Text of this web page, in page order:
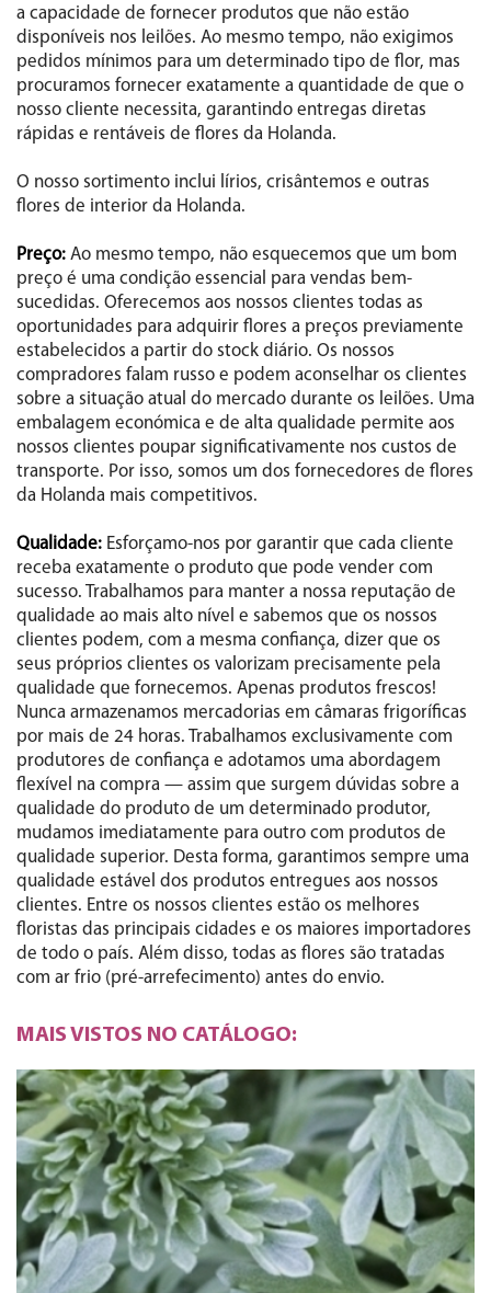
a capacidade de fornecer produtos que não estão
disponíveis nos leilões. Ao mesmo tempo, não exigimos
pedidos mínimos para um determinado tipo de flor, mas
procuramos fornecer exatamente a quantidade de que o
nosso cliente necessita, garantindo entregas diretas
rápidas e rentáveis de flores da Holanda.
O nosso sortimento inclui lírios, crisântemos e outras
flores de interior da Holanda.
Preço: Ao mesmo tempo, não esquecemos que um bom
preço é uma condição essencial para vendas bem-
sucedidas. Oferecemos aos nossos clientes todas as
oportunidades para adquirir flores a preços previamente
estabelecidos a partir do stock diário. Os nossos
compradores falam russo e podem aconselhar os clientes
sobre a situação atual do mercado durante os leilões. Uma
embalagem económica e de alta qualidade permite aos
nossos clientes poupar significativamente nos custos de
transporte. Por isso, somos um dos fornecedores de flores
da Holanda mais competitivos.
Qualidade: Esforçamo-nos por garantir que cada cliente
receba exatamente o produto que pode vender com
sucesso. Trabalhamos para manter a nossa reputação de
qualidade ao mais alto nível e sabemos que os nossos
clientes podem, com a mesma confiança, dizer que os
seus próprios clientes os valorizam precisamente pela
qualidade que fornecemos. Apenas produtos frescos!
Nunca armazenamos mercadorias em câmaras frigoríficas
por mais de 24 horas. Trabalhamos exclusivamente com
produtores de confiança e adotamos uma abordagem
flexível na compra — assim que surgem dúvidas sobre a
qualidade do produto de um determinado produtor,
mudamos imediatamente para outro com produtos de
qualidade superior. Desta forma, garantimos sempre uma
qualidade estável dos produtos entregues aos nossos
clientes. Entre os nossos clientes estão os melhores
floristas das principais cidades e os maiores importadores
de todo o país. Além disso, todas as flores são tratadas
com ar frio (pré-arrefecimento) antes do envio.
MAIS VISTOS NO CATÁLOGO: